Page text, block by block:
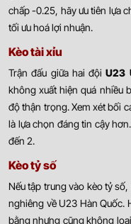
chấp -0.25, hãy ưu tiên lựa
tối ưu hoá lợi nhuận.
Kèo tài xỉu
Trận đấu giữa hai độiU23
không xuất hiện quá nhiều
độ thận trọng. Xem xét bối
là lựa chọn đáng tin cậy
đến 2.
Kèo tỷ số
Nếu tập trung vào kèo tỷ
nghiêng về U23 Hàn Quốc.
bằng nhưng cũng không